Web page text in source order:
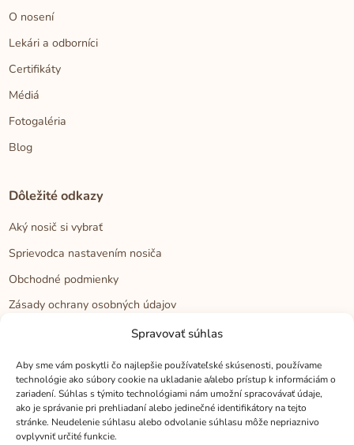
Spravovať súhlas
Aby sme vám poskytli čo najlepšie používateľské skúsenosti, používame
technológie ako súbory cookie na ukladanie a/alebo prístup k informáciám o
zariadení. Súhlas s týmito technológiami nám umožní spracovávať údaje,
ako je správanie pri prehliadaní alebo jedinečné identifikátory na tejto
stránke. Neudelenie súhlasu alebo odvolanie súhlasu môže nepriaznivo
ovplyvniť určité funkcie.
O nosení
Lekári a odborníci
Certifikáty
Médiá
Fotogaléria
Blog
Dôležité odkazy
Aký nosič si vybrať
Sprievodca nastavením nosiča
Obchodné podmienky
Zásady ochrany osobných údajov
Kontakt
Kontakt